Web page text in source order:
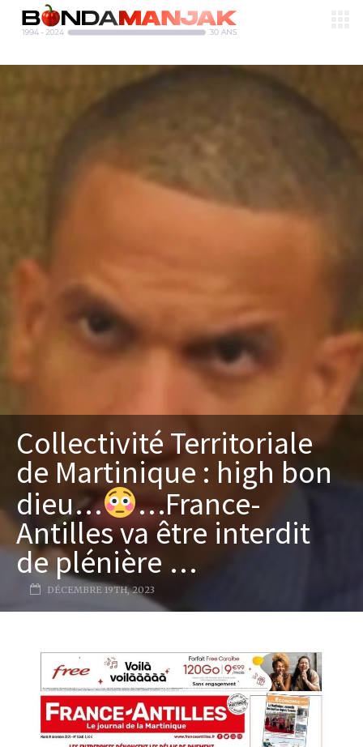
Collectivité Territoriale
de Martinique : high bon
dieu…
…France-
Antilles va être interdit
de plénière …
DÉCEMBRE 19TH, 2023